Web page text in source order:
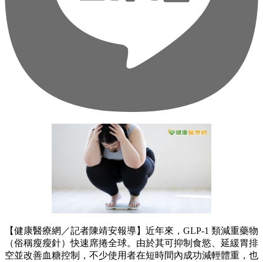
【健康醫療網／記者陳靖安報導】近年來，GLP-1 類減重藥物
（俗稱瘦瘦針）快速席捲全球。由於其可抑制食慾、延緩胃排
空並改善血糖控制，不少使用者在短時間內成功減輕體重，也